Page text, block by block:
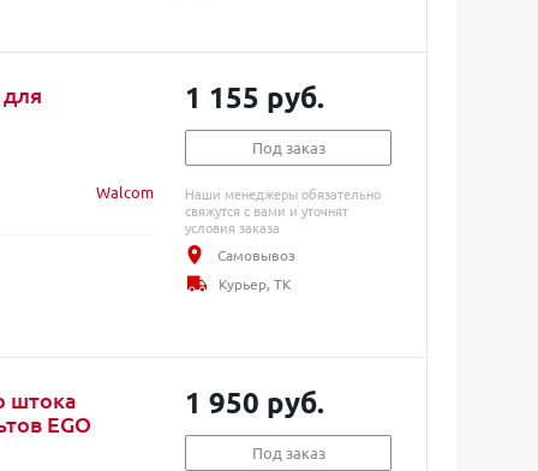
Walcom
1 155 руб.
Под заказ
Наши менеджеры обязательно
свяжутся с вами и уточнят
условия заказа
Самовывоз
Курьер, ТК
штока
EGO
1 950 руб.
Под заказ